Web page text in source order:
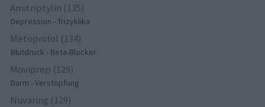
Amitriptylin (135)
Depression - Trizyklika
Metoprolol (134)
Blutdruck - Beta-Blocker
Moviprep (129)
Darm - Verstopfung
Nuvaring (129)